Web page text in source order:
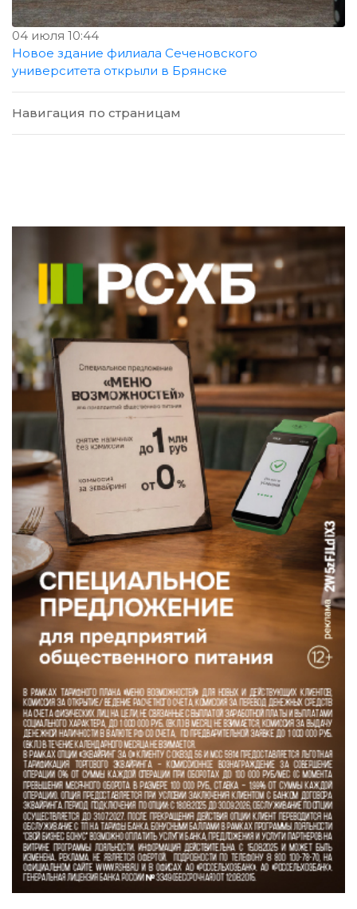
04 июля 10:44
Новое здание филиала Сеченовского
университета открыли в Брянске
Навигация по страницам